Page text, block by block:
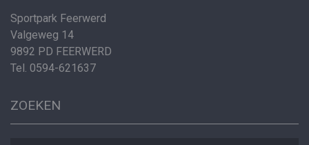
Sportpark Feerwerd
Valgeweg 14
9892 PD FEERWERD
Tel. 0594-621637
ZOEKEN